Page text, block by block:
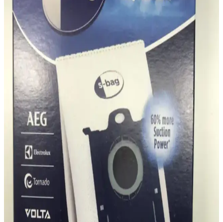
Philips DST5030/80 2400W Buharlı Ütü İncelemesi
ve Kullanıcı Yorumları
Philips DST5030/80 modeli, 2400W gücü, güçlü buhar çıkışı ve
pratik özellikleriyle öne çıkan kullanışlı bir ütüdür. Hafifliği ve
dayanıklı tasarımıyla evde kolay kullanım sağlar.
Philips Marathon Ultimate Orijinal Çelik Süpürge
Borusu Fc 9919 Detaylı İnceleme ve Kullanıcı
Yorumları
Philips Marathon Ultimate serisine ait orijinal çelik süpürge borusu,
yüksek dayanıklılık ve stabilite sağlayan metal yapısı ile uzun
ömürlü kullanım sunar. Türkiye menşeli ve FERSAN FİLTRE
Philips DST3030/70 Buharlı Ütü: Günlük Kullanım
İçin Yüksek Performanslı ve Pratik Çözüm
Philips DST3030/70 buharlı ütü, 2400 watt gücü, seramik tabanı ve
yüksek buhar çıkışıyla kırışıklıkları hızlıca giderir, kullanımı kolay
ve güvenli bir ütüleme deneyimi sunar.